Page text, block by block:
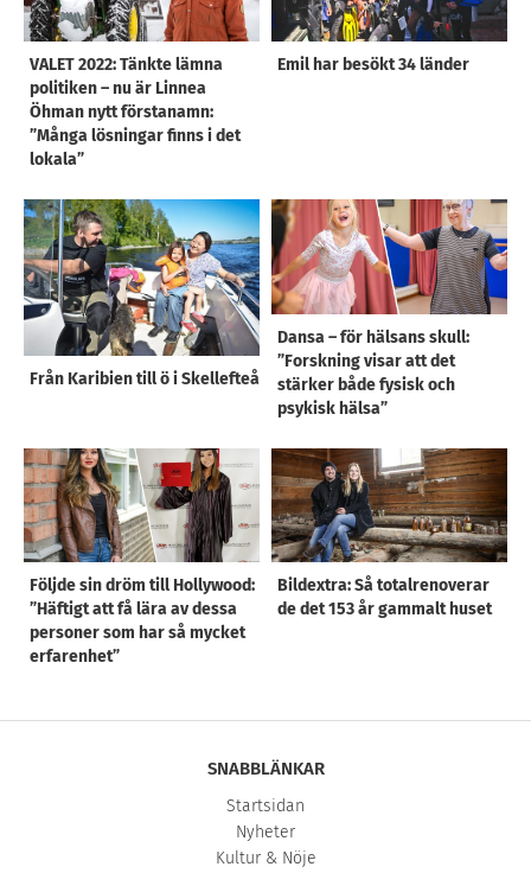
VALET 2022: Tänkte lämna
politiken – nu är Linnea
Öhman nytt förstanamn:
”Många lösningar finns i det
lokala”
Emil har besökt 34 länder
Från Karibien till ö i Skellefteå
Dansa – för hälsans skull:
”Forskning visar att det
stärker både fysisk och
psykisk hälsa”
Följde sin dröm till Hollywood:
”Häftigt att få lära av dessa
personer som har så mycket
erfarenhet”
Bildextra: Så totalrenoverar
de det 153 år gammalt huset
SNABBLÄNKAR
Startsidan
Nyheter
Kultur & Nöje